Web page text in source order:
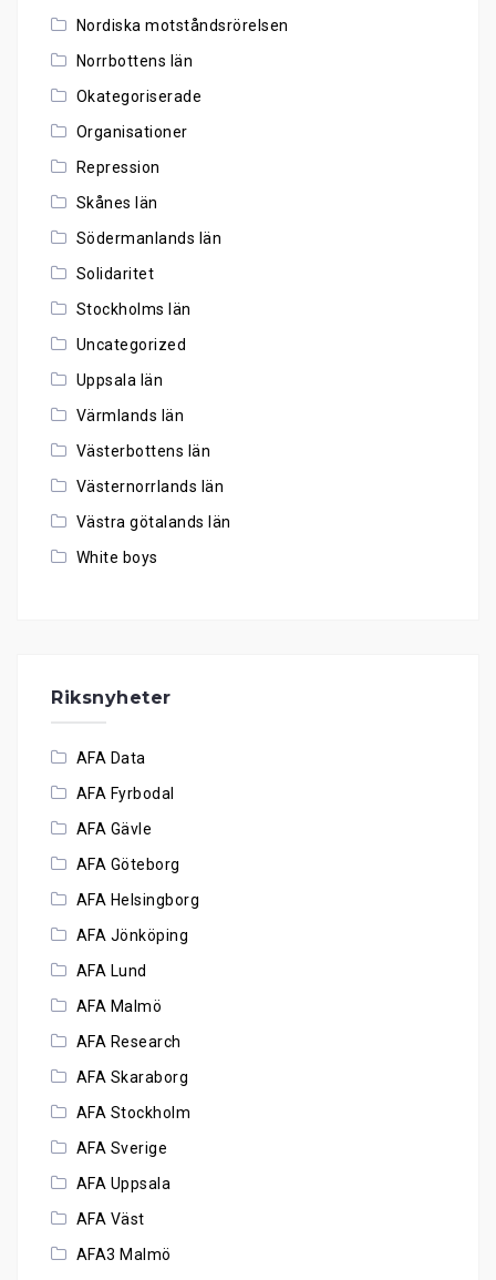
Nordiska motståndsrörelsen
Norrbottens län
Okategoriserade
Organisationer
Repression
Skånes län
Södermanlands län
Solidaritet
Stockholms län
Uncategorized
Uppsala län
Värmlands län
Västerbottens län
Västernorrlands län
Västra götalands län
White boys
Riksnyheter
AFA Data
AFA Fyrbodal
AFA Gävle
AFA Göteborg
AFA Helsingborg
AFA Jönköping
AFA Lund
AFA Malmö
AFA Research
AFA Skaraborg
AFA Stockholm
AFA Sverige
AFA Uppsala
AFA Väst
AFA3 Malmö